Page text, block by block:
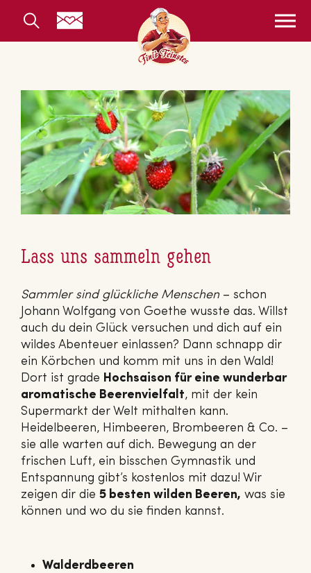
Lass uns sammeln gehen
Sammler sind glückliche Menschen – schon
Johann Wolfgang von Goethe wusste das. Willst
auch du dein Glück versuchen und dich auf ein
wildes Abenteuer einlassen? Dann schnapp dir
ein Körbchen und komm mit uns in den Wald!
Dort ist grade Hochsaison für eine wunderbar
aromatische Beerenvielfalt, mit der kein
Supermarkt der Welt mithalten kann.
Heidelbeeren, Himbeeren, Brombeeren & Co. –
sie alle warten auf dich. Bewegung an der
frischen Luft, ein bisschen Gymnastik und
Entspannung gibt’s kostenlos mit dazu! Wir
zeigen dir die 5 besten wilden Beeren, was sie
können und wo du sie finden kannst.
Walderdbeeren